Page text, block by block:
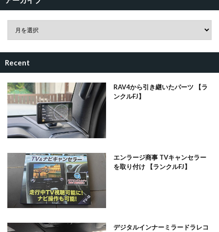
Recent
RAV4から引き継いたパーツ 【ラ
ンクルFJ】
エンラージ商事 TVキャンセラー
を取り付け 【ランクルFJ】
デジタルインナーミラードラレコ